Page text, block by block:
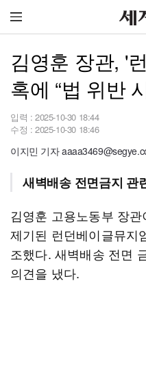
김영훈 장관, '
혹에 “법 위반
입력 : 2025-10-30 18:44
수정 : 2025-10-30 18:46
이지민 기자
새벽배송 전면금지 관
김영훈 고용노동부 장
제기된 런던베이글뮤지
조했다. 새벽배송 전면
의견을 냈다.